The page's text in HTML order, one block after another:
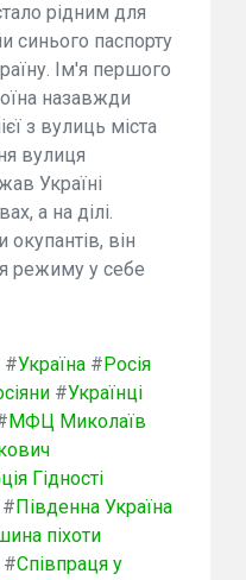
рідним для
синього паспорту
Ім'я першого
назавжди
з вулиць міста
вулиця
Україні
а на ділі.
він
режиму у себе
#Україна # Росія
#Українці
МФЦ Миколаїв
Гідності
# Південна Україна
піхоти
#Співпраця у